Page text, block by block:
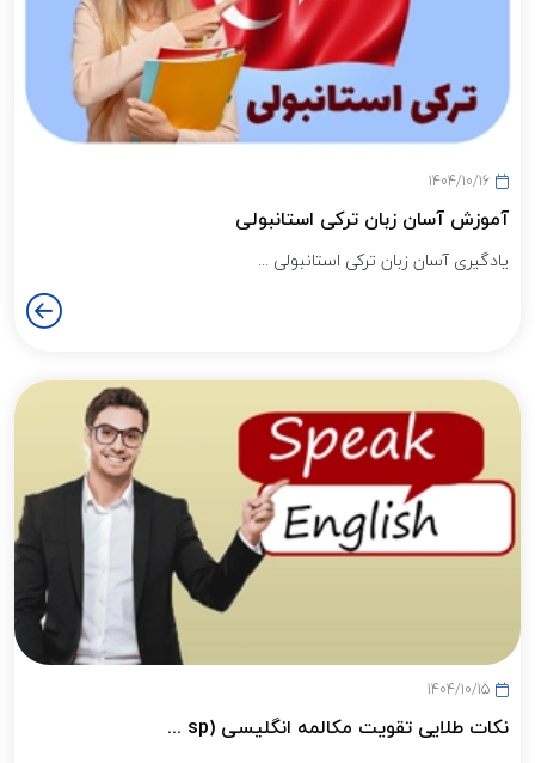
1404/10/16
آموزش آسان زبان ترکی استانبولی
یادگیری آسان زبان ترکی استانبولی ...
1404/10/15
نکات طلایی تقویت مکالمه انگلیسی (sp ...